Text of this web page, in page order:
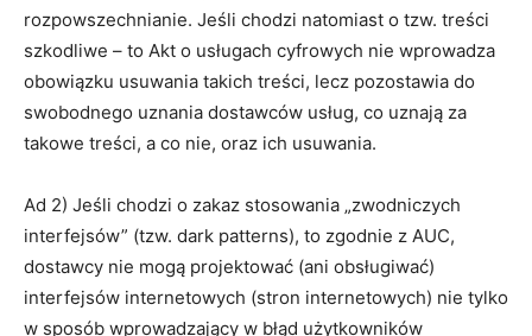
rozpowszechnianie. Jeśli chodzi natomiast o tzw. treści
szkodliwe – to Akt o usługach cyfrowych nie wprowadza
obowiązku usuwania takich treści, lecz pozostawia do
swobodnego uznania dostawców usług, co uznają za
takowe treści, a co nie, oraz ich usuwania.
Ad 2) Jeśli chodzi o zakaz stosowania „zwodniczych
interfejsów” (tzw. dark patterns), to zgodnie z AUC,
dostawcy nie mogą projektować (ani obsługiwać)
interfejsów internetowych (stron internetowych) nie tylko
w sposób wprowadzający w błąd użytkowników